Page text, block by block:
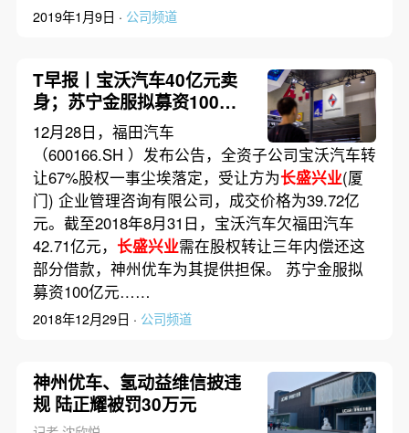
2019年1月9日 · 公司频道
T早报丨宝沃汽车40亿元卖
身；苏宁金服拟募资100亿
元；戴尔重启上市
12月28日，福田汽车
（600166.SH ）发布公告，全资子公司宝沃汽车转
让67%股权一事尘埃落定，受让方为长盛兴业(厦
门) 企业管理咨询有限公司，成交价格为39.72亿
元。截至2018年8月31日，宝沃汽车欠福田汽车
42.71亿元， 长盛兴业需在股权转让三年内偿还这
部分借款，神州优车为其提供担保。 苏宁金服拟
募资100亿元……
2018年12月29日 · 公司频道
神州优车、氢动益维信披违
规 陆正耀被罚30万元